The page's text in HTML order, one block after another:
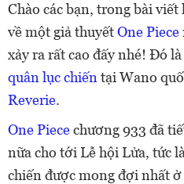
Chào các bạn, trong bài
về một giả thuyếtOne Piece
xảy ra rất cao đấy nhé! Đó
quân lục chiến tại Wano
Reverie.
One Piecechương 933 đã
nữa cho tới Lễ hội Lửa, tức
chiến được mong đợi nhất